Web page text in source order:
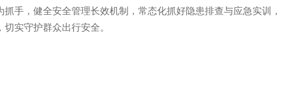
，健全安全管理长效机制，常态化抓好隐患排查与应急实训，
实守护群众出行安全。